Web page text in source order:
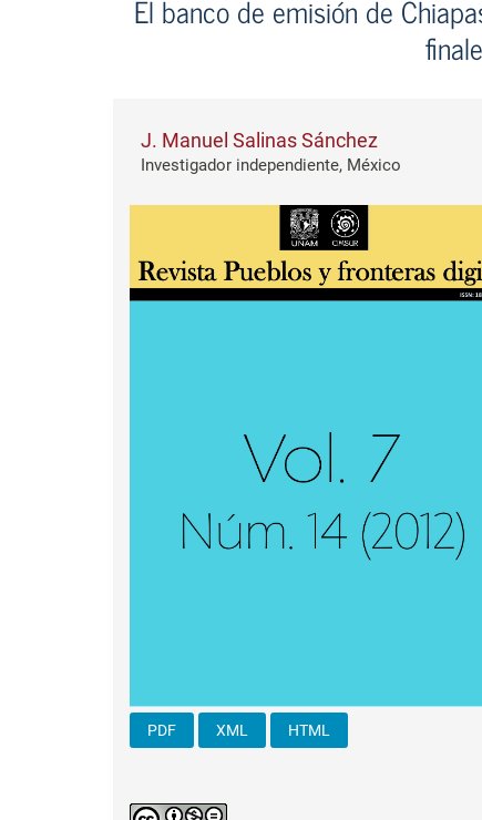
El banco de emisión de
J. Manuel Salinas Sánchez
Investigador independiente, México
Barra lateral del artículo
PDF XML HTML